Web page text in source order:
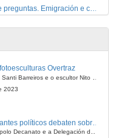
Quenda de preguntas. Emigración e cultura: o Río da Plata e a Biblioteca América da Universidade de Santiago de Compostela
2018
as datas dos solsticios
Overtraz
2023
Organizado polo Decanato e a Delegación de Alumnado de Dirección e Xestión Pública e coa participación de candidatos de PP, BNG, PSOE, Sumar e Podemos